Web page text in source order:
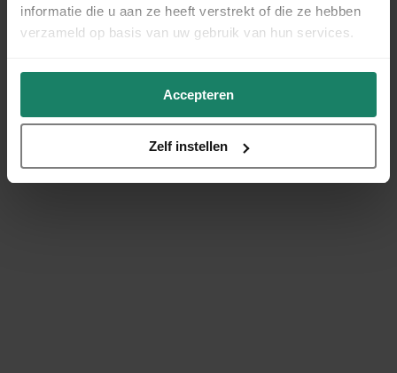
informatie die u aan ze heeft verstrekt of die ze hebben
verzameld op basis van uw gebruik van hun services.
Accepteren
Zelf instellen